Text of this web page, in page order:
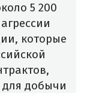
5 200
которые
для добычи